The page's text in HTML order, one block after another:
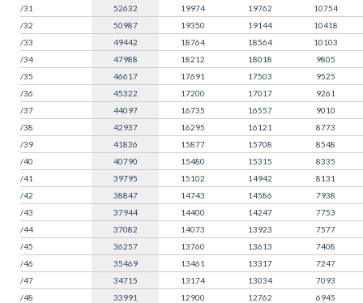
/31
52632 19974 19762
10754
/32
50987 19350 19144
10418
/33
49442 18764 18564
10103
/34
47988 18212 18018
9805
/35
46617 17691 17503
9525
/36
45322 17200 17017
9261
/37
44097 16735 16557
9010
/38
42937 16295 16121
8773
/39
41836 15877 15708
8548
/40
40790 15480 15315
8335
/41
39795 15102 14942
8131
/42
38847 14743 14586
7938
/43
37944 14400 14247
7753
/44
37082 14073 13923
7577
/45
36257 13760 13613
7408
/46
35469 13461 13317
7247
/47
34715 13174 13034
7093
/48
33991 12900 12762
6945